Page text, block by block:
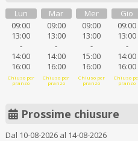
Lun
09:00
13:00
-
14:00
16:00
Chiuso per
pranzo
Mar
09:00
13:00
-
14:00
16:00
Chiuso per
pranzo
Mer
09:00
13:00
-
15:00
16:00
Chiuso per
pranzo
Gio
09:00
13:00
-
14:00
16:00
Chiuso
pranzo
Prossime chiusure
Dal 10-08-2026 al 14-08-2026